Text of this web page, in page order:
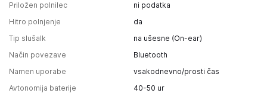
Priložen polnilec
ni podatka
Hitro polnjenje
da
Tip slušalk
na ušesne (On-ear)
Način povezave
Bluetooth
Namen uporabe
vsakodnevno/prosti čas
Avtonomija baterije
40-50 ur